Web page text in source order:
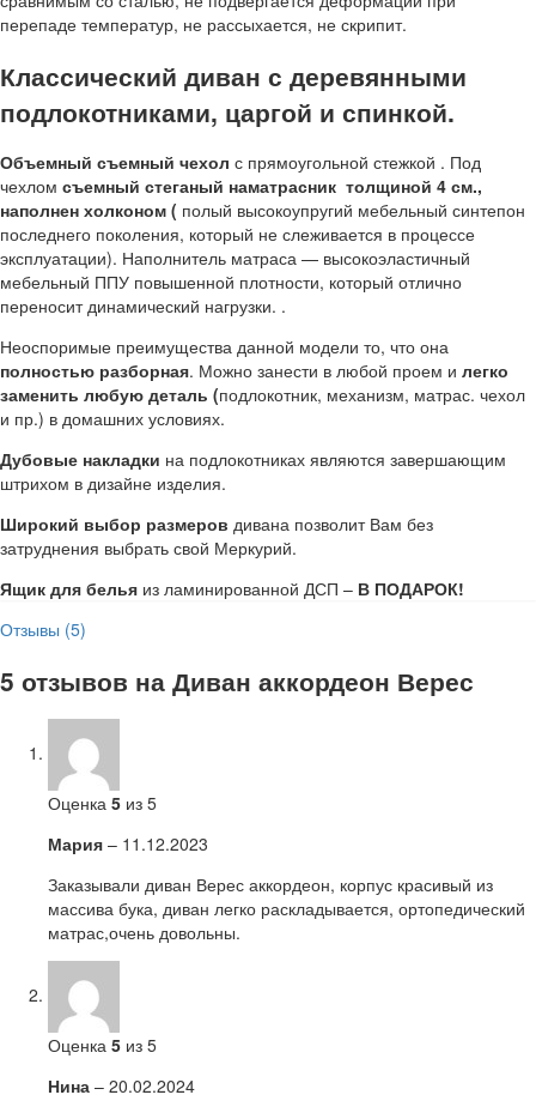
перепаде температур, не рассыхается, не скрипит.
Классический диван с деревянными
подлокотниками, царгой и спинкой.
Объемный съемный чехол с прямоугольной стежкой . Под
чехлом съемный стеганый наматрасник толщиной 4 см.,
наполнен холконом ( полый высокоупругий мебельный синтепон
последнего поколения, который не слеживается в процессе
эксплуатации). Наполнитель матраса — высокоэластичный
мебельный ППУ повышенной плотности, который отлично
переносит динамический нагрузки. .
Неоспоримые преимущества данной модели то, что она
полностью разборная. Можно занести в любой проем и легко
заменить любую деталь (подлокотник, механизм, матрас. чехол
и пр.) в домашних условиях.
Дубовые накладки на подлокотниках являются завершающим
штрихом в дизайне изделия.
Широкий выбор размеров дивана позволит Вам без
затруднения выбрать свой Меркурий.
Ящик для белья из ламинированной ДСП – В ПОДАРОК!
Отзывы (5)
5 отзывов на Диван аккордеон Верес
Оценка 5 из 5
Мария – 11.12.2023
Заказывали диван Верес аккордеон, корпус красивый из
массива бука, диван легко раскладывается, ортопедический
матрас,очень довольны.
Оценка 5 из 5
Нина – 20.02.2024